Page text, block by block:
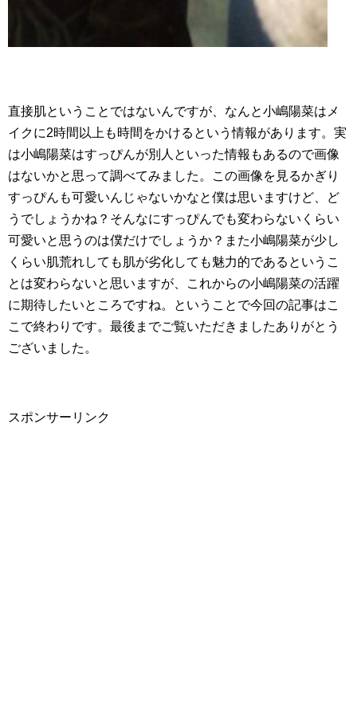
直接肌ということではないんですが、なんと小嶋陽菜はメ
イクに2時間以上も時間をかけるという情報があります。実
は小嶋陽菜はすっぴんが別人といった情報もあるので画像
はないかと思って調べてみました。この画像を見るかぎり
すっぴんも可愛いんじゃないかなと僕は思いますけど、ど
うでしょうかね？そんなにすっぴんでも変わらないくらい
可愛いと思うのは僕だけでしょうか？また小嶋陽菜が少し
くらい肌荒れしても肌が劣化しても魅力的であるというこ
とは変わらないと思いますが、これからの小嶋陽菜の活躍
に期待したいところですね。ということで今回の記事はこ
こで終わりです。最後までご覧いただきましたありがとう
ございました。
スポンサーリンク